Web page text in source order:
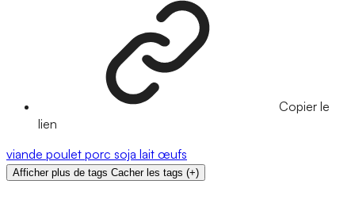
Copier le
lien
viande poulet porc soja lait œufs
Afficher plus de tags Cacher les tags (+)